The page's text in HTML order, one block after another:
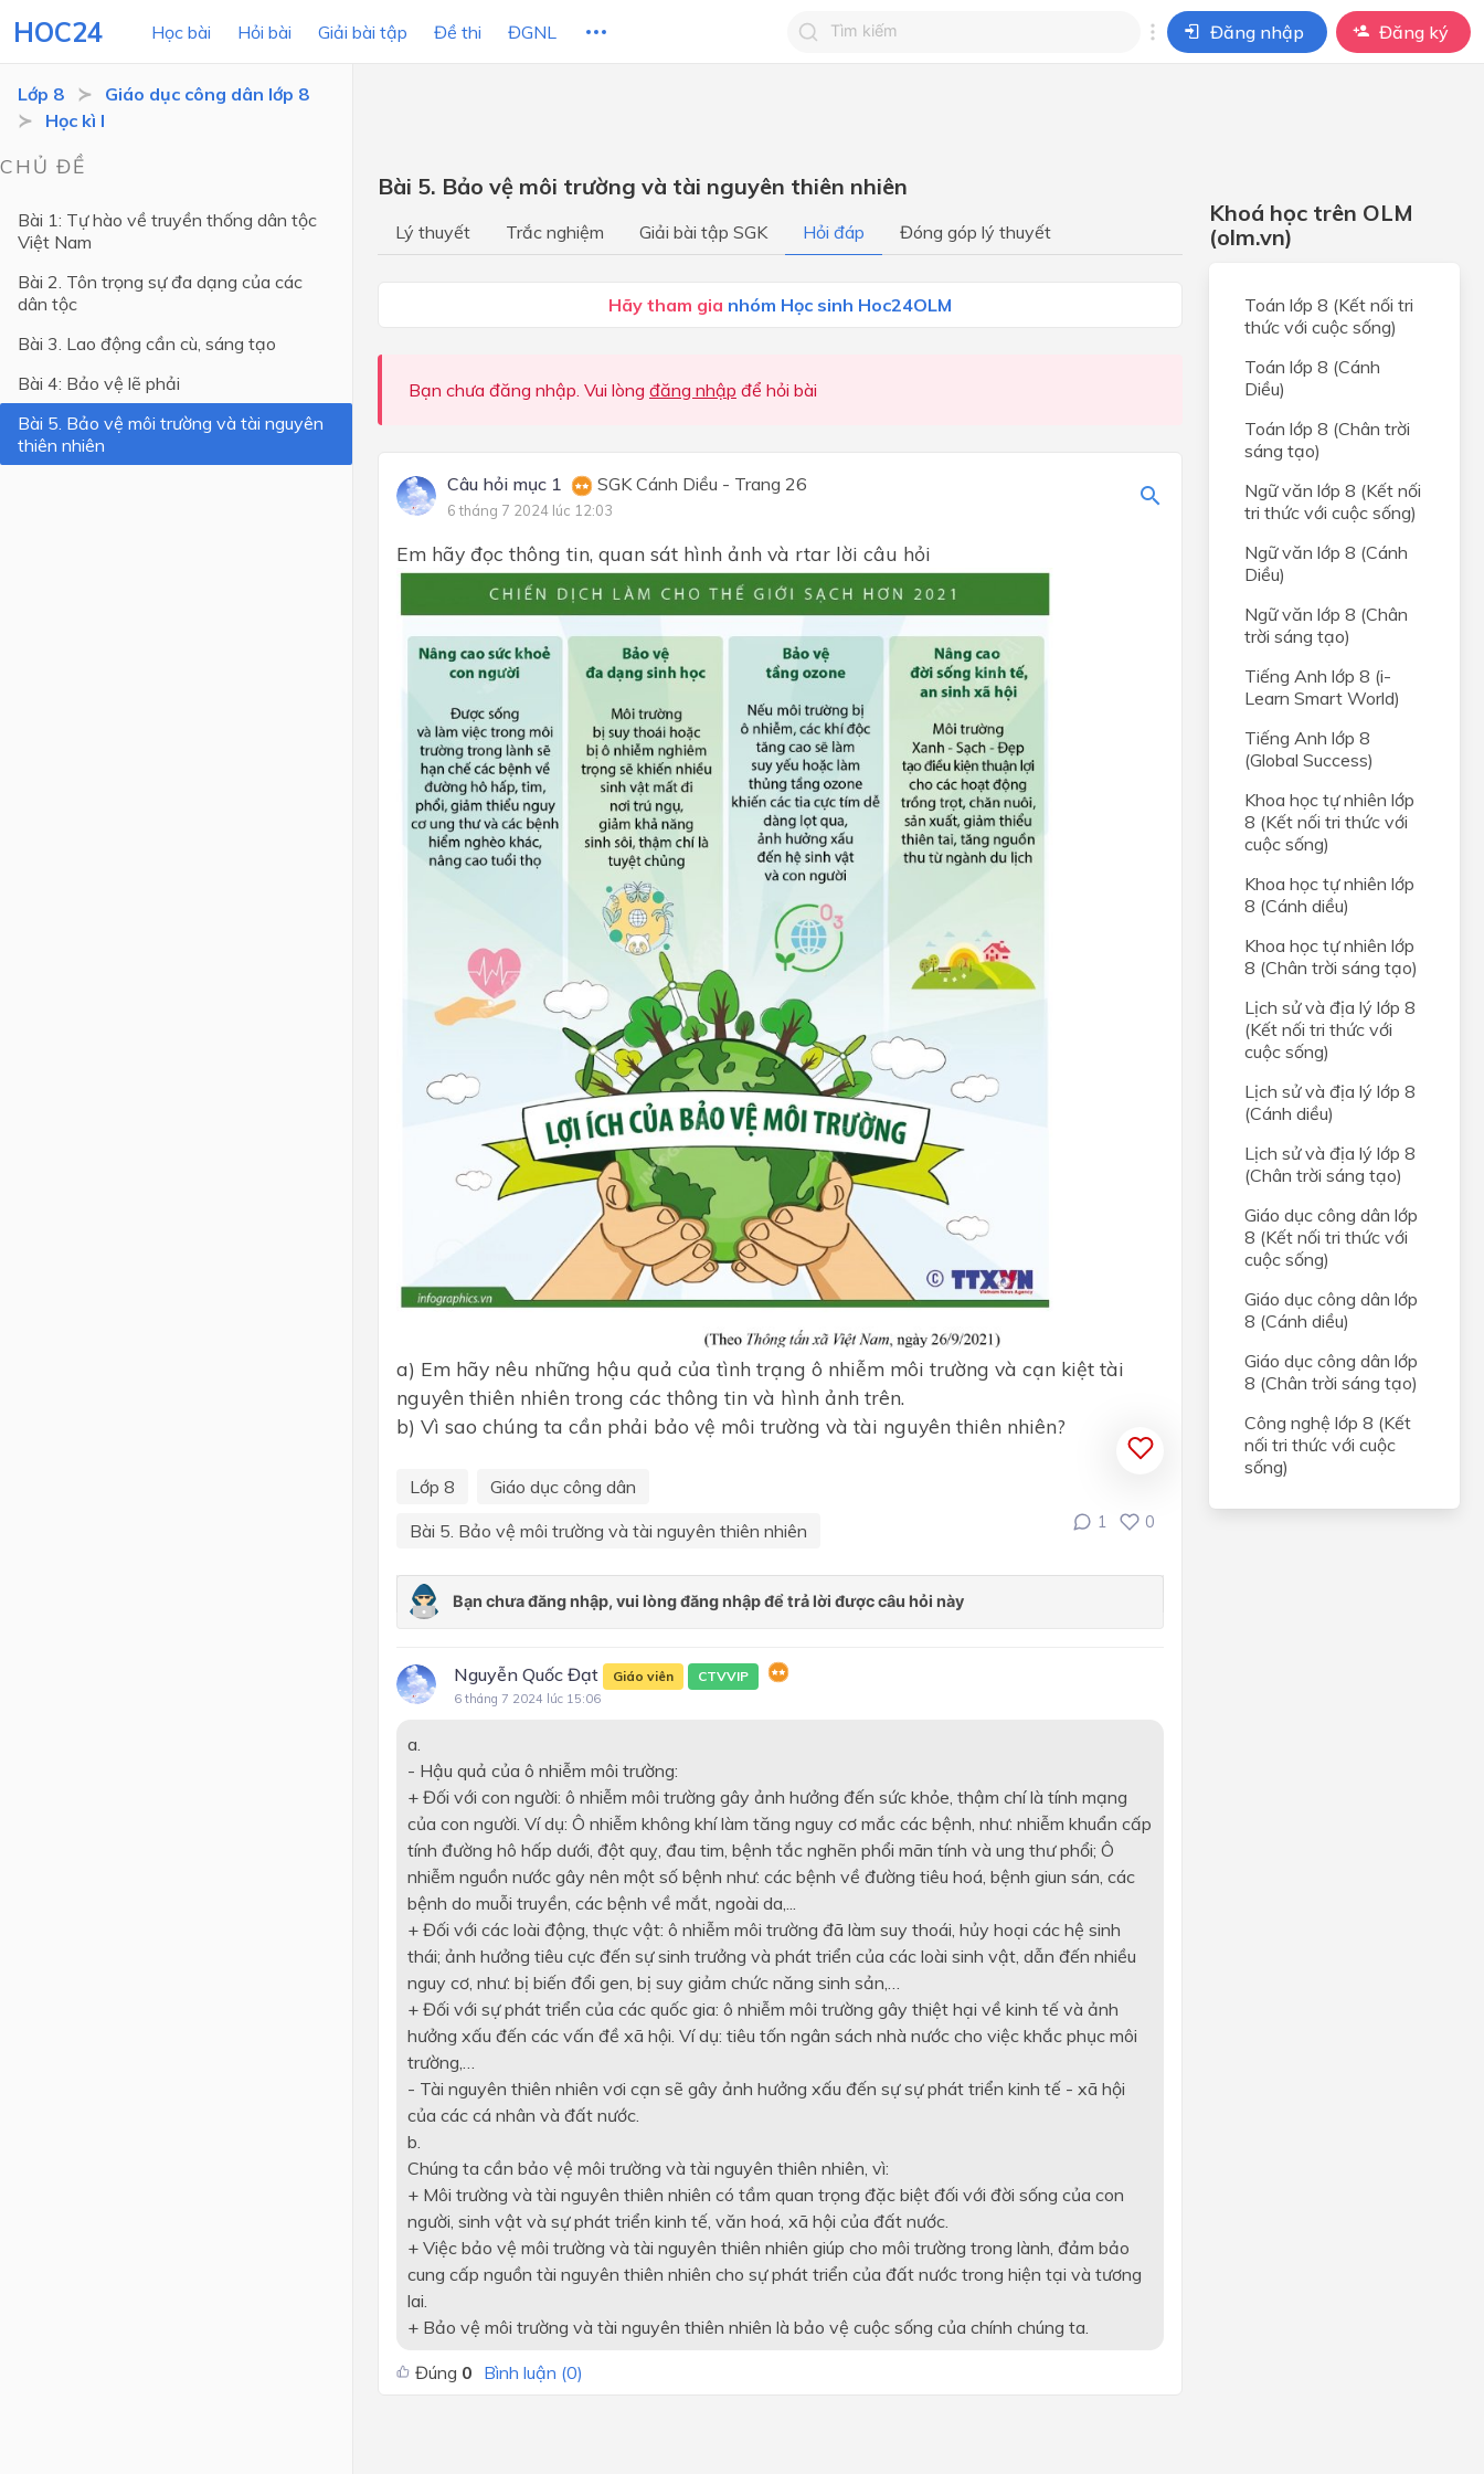
HOC24 Học bài Hỏi bài Giải bài tập Đề thi ĐGNL Đăng nhập Đăng ký
Lớp 12
Lớp 10
Lớp 9
Lớp 8
Lớp 7
Học kì I
Học kì I
Học kì II
Lớp 8
Giáo dục công dân lớp 8
Học kì I
CHỦ ĐỀ
Bài 1: Tự hào về truyền thống dân tộc
Việt Nam
Bài 2. Tôn trọng sự đa dạng của các
dân tộc
Bài 3. Lao động cần cù, sáng tạo
Bài 4: Bảo vệ lẽ phải
Bài 5. Bảo vệ môi trường và tài nguyên
thiên nhiên
Bài 5. Bảo vệ môi trường và tài nguyên thiên nhiên
Lý thuyết Trắc nghiệm Giải bài tập SGK Hỏi đáp Đóng góp lý thuyết
Hãy tham gia nhóm Học sinh Hoc24OLM
Bạn chưa đăng nhập. Vui lòng đăng nhập để hỏi bài
Câu hỏi mục 1 SGK Cánh Diều - Trang 26
6 tháng 7 2024 lúc 12:03
Em hãy đọc thông tin, quan sát hình ảnh và rtar lời câu hỏi
a) Em hãy nêu những hậu quả của tình trạng ô nhiễm môi trường và cạn kiệt tài
nguyên thiên nhiên trong các thông tin và hình ảnh trên.
b) Vì sao chúng ta cần phải bảo vệ môi trường và tài nguyên thiên nhiên?
Lớp 8
Giáo dục công dân
Bài 5. Bảo vệ môi trường và tài nguyên thiên nhiên
1 0
Nguyễn Quốc Đạt Giáo viên CTVVIP
6 tháng 7 2024 lúc 15:06
a.
- Hậu quả của ô nhiễm môi trường:
+ Đối với con người: ô nhiễm môi trường gây ảnh hưởng đến sức khỏe, thậm chí là tính mạng
của con người. Ví dụ: Ô nhiễm không khí làm tăng nguy cơ mắc các bệnh, như: nhiễm khuẩn cấp
tính đường hô hấp dưới, đột quỵ, đau tim, bệnh tắc nghẽn phổi mãn tính và ung thư phổi; Ô
nhiễm nguồn nước gây nên một số bệnh như: các bệnh về đường tiêu hoá, bệnh giun sán, các
bệnh do muỗi truyền, các bệnh về mắt, ngoài da,...
+ Đối với các loài động, thực vật: ô nhiễm môi trường đã làm suy thoái, hủy hoại các hệ sinh
thái; ảnh hưởng tiêu cực đến sự sinh trưởng và phát triển của các loài sinh vật, dẫn đến nhiều
nguy cơ, như: bị biến đổi gen, bị suy giảm chức năng sinh sản,…
+ Đối với sự phát triển của các quốc gia: ô nhiễm môi trường gây thiệt hại về kinh tế và ảnh
hưởng xấu đến các vấn đề xã hội. Ví dụ: tiêu tốn ngân sách nhà nước cho việc khắc phục môi
trường,…
- Tài nguyên thiên nhiên vơi cạn sẽ gây ảnh hưởng xấu đến sự sự phát triển kinh tế - xã hội
của các cá nhân và đất nước.
b.
Chúng ta cần bảo vệ môi trường và tài nguyên thiên nhiên, vì:
+ Môi trường và tài nguyên thiên nhiên có tầm quan trọng đặc biệt đối với đời sống của con
người, sinh vật và sự phát triển kinh tế, văn hoá, xã hội của đất nước.
+ Việc bảo vệ môi trường và tài nguyên thiên nhiên giúp cho môi trường trong lành, đảm bảo
cung cấp nguồn tài nguyên thiên nhiên cho sự phát triển của đất nước trong hiện tại và tương
lai.
+ Bảo vệ môi trường và tài nguyên thiên nhiên là bảo vệ cuộc sống của chính chúng ta.
Đúng 0 Bình luận (0)
Khoá học trên OLM
(olm.vn)
Toán lớp 8 (Kết nối tri
thức với cuộc sống)
Toán lớp 8 (Cánh
Diều)
Toán lớp 8 (Chân trời
sáng tạo)
Ngữ văn lớp 8 (Kết nối
tri thức với cuộc sống)
Ngữ văn lớp 8 (Cánh
Diều)
Ngữ văn lớp 8 (Chân
trời sáng tạo)
Tiếng Anh lớp 8 (i-
Learn Smart World)
Tiếng Anh lớp 8
(Global Success)
Khoa học tự nhiên lớp
8 (Kết nối tri thức với
cuộc sống)
Khoa học tự nhiên lớp
8 (Cánh diều)
Khoa học tự nhiên lớp
8 (Chân trời sáng tạo)
Lịch sử và địa lý lớp 8
(Kết nối tri thức với
cuộc sống)
Lịch sử và địa lý lớp 8
(Cánh diều)
Lịch sử và địa lý lớp 8
(Chân trời sáng tạo)
Giáo dục công dân lớp
8 (Kết nối tri thức với
cuộc sống)
Giáo dục công dân lớp
8 (Cánh diều)
Giáo dục công dân lớp
8 (Chân trời sáng tạo)
Công nghệ lớp 8 (Kết
nối tri thức với cuộc
sống)